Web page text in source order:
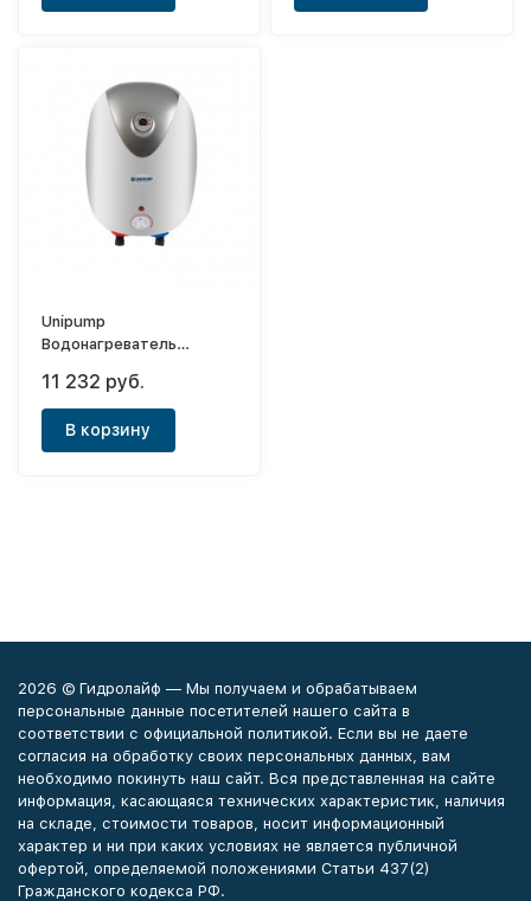
Unipump
Водонагреватель
10 НАД
11 232 руб.
В корзину
2026 © Гидролайф — Мы получаем и обрабатываем
персональные данные посетителей нашего сайта в
соответствии с официальной политикой. Если вы не даете
согласия на обработку своих персональных данных, вам
необходимо покинуть наш сайт. Вся представленная на сайте
информация, касающаяся технических характеристик, наличия
на складе, стоимости товаров, носит информационный
характер и ни при каких условиях не является публичной
офертой, определяемой положениями Статьи 437(2)
Гражданского кодекса РФ.